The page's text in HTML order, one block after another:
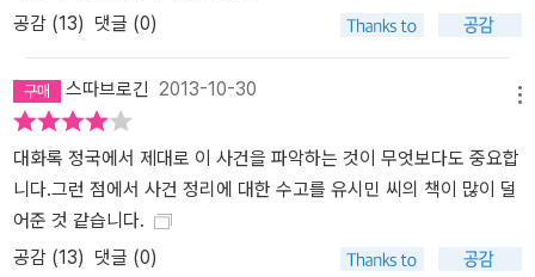
공감 (13) 댓글 (0)
스따브로긴 2013-10-30
대화록 정국에서 제대로 이 사건을 파악하는 것이 무엇보다도 중요합
니다.그런 점에서 사건 정리에 대한 수고를 유시민 씨의 책이 많이 덜
어준 것 같습니다.
공감 (13) 댓글 (0)